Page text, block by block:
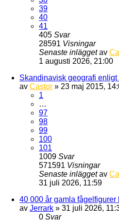
39
40
41
405 Svar
28591 Visningar
Senaste inläggetav
1 augusti 2026, 21:00
Skandinavisk geografi enligt
av Castor » 23 maj 2015,
1
…
97
98
99
100
101
1009 Svar
571591 Visningar
Senaste inläggetav
31 juli 2026, 11:59
40 000 år gamla fågelfigurer
av Jerrark » 31 juli 2026,
0 Svar